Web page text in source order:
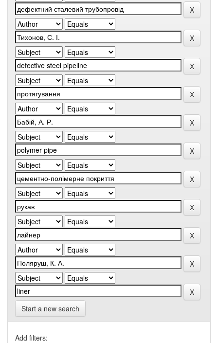
Start a new search
Add filters: